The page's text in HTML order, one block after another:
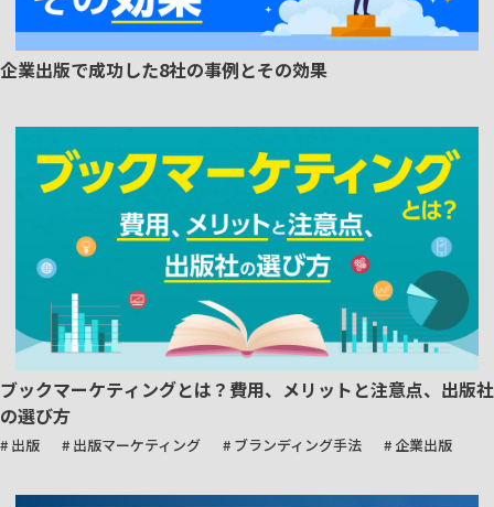
企業出版で成功した8社の事例とその効果
ブックマーケティングとは？費用、メリットと注意点、出版社
の選び方
# 出版 # 出版マーケティング # ブランディング手法 # 企業出版